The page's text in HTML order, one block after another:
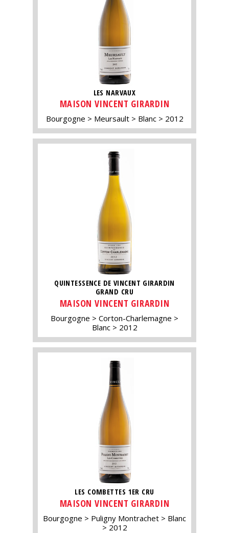
LES NARVAUX
MAISON VINCENT GIRARDIN
Bourgogne Meursault Blanc 2012
QUINTESSENCE DE VINCENT GIRARDIN
GRAND CRU
MAISON VINCENT GIRARDIN
Bourgogne
Corton-Charlemagne
Blanc
2012
LES COMBETTES 1ER CRU
MAISON VINCENT GIRARDIN
Bourgogne Puligny Montrachet
Blanc
2012